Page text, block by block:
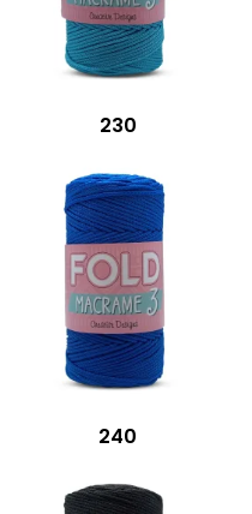
230
240